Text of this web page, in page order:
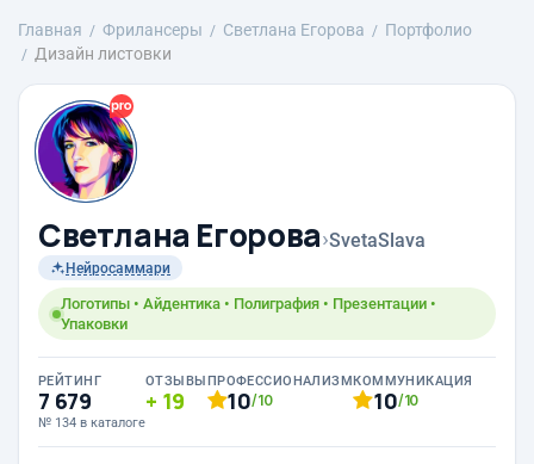
Главная Фрилансеры Светлана Егорова
Портфолио
Дизайн листовки
Светлана Егорова›SvetaSlava
Нейросаммари
Логотипы • Айдентика • Полиграфия • Презентации •
Упаковки
РЕЙТИНГ
7 679
№ 134 в каталоге
ОТЗЫВЫ
19
ПРОФЕССИОНАЛИЗМ
10/10
КОММУНИКАЦИЯ
10/10